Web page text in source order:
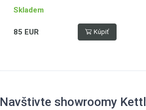
Skladem
85 EUR Kúpiť
Navštivte showroomy